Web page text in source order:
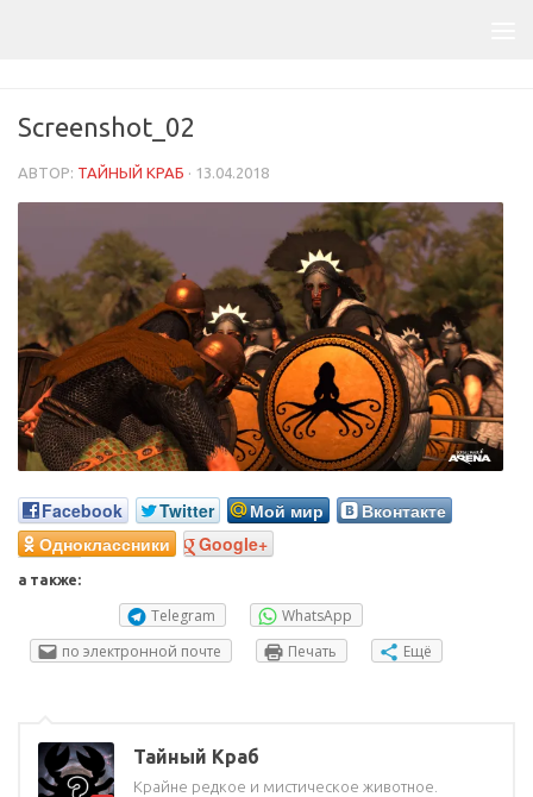
Screenshot_02
АВТОР: ТАЙНЫЙ КРАБ · 13.04.2018
Facebook Twitter Мой мир
Вконтакте
Одноклассники
Google+
а также:
Telegram
WhatsApp
по электронной почте
Печать Ещё
Тайный Краб
Крайне редкое и мистическое животное.